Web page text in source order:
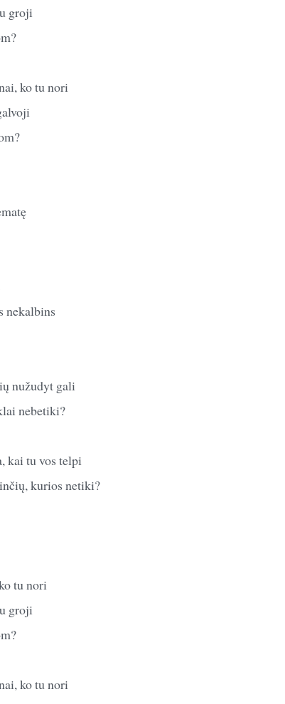
groji
ko tu nori
nekalbins
nužudyt gali
nebetiki?
kai tu vos telpi
kurios netiki?
tu nori
groji
ko tu nori